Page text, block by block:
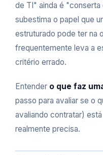
de TI" ainda é
subestima o papel que
estruturado pode ter na
frequentemente leva a
critério errado.
Entender o que faz
passo para avaliar se o
avaliando contratar)
realmente precisa.